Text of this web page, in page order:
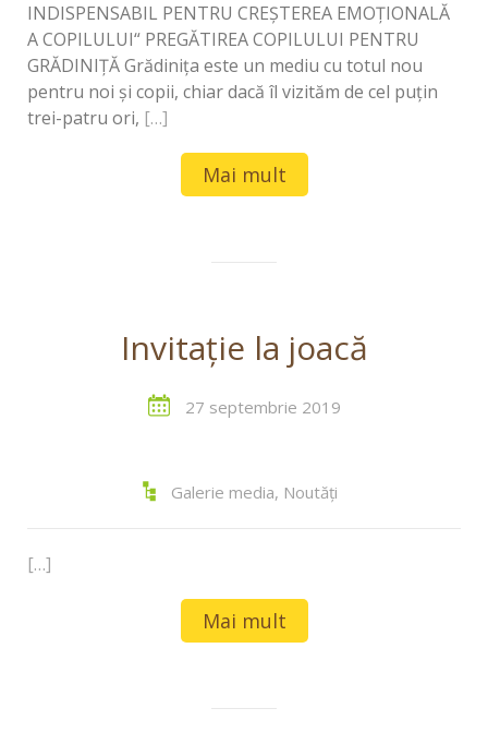
INDISPENSABIL PENTRU CREŞTEREA EMOŢIONALĂ
A COPILULUI“ PREGĂTIREA COPILULUI PENTRU
GRĂDINIȚĂ Grădinița este un mediu cu totul nou
pentru noi și copii, chiar dacă îl vizităm de cel puțin
trei-patru ori, […]
Mai mult
Invitaţie la joacă
27 septembrie 2019
Galerie media, Noutăți
[…]
Mai mult